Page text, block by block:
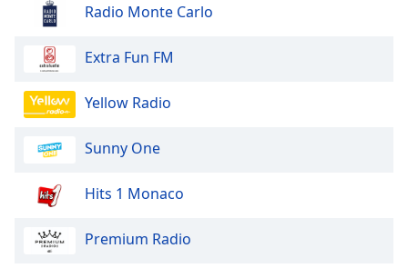
Radio Monte Carlo
Extra Fun FM
Yellow Radio
Sunny One
Hits 1 Monaco
Premium Radio